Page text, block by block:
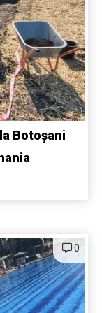
Botoșani
0